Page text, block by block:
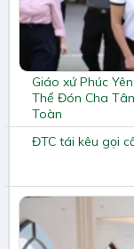
Giáo xứ Phúc
Thể Đón Cha
Toàn
ĐTC tái kêu gọi